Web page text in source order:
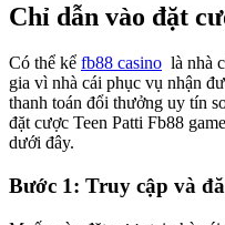
Chỉ dẫn vào đặt
Có thể kể fb88 casino là nhà
gia vì nhà cái phục vụ nhận
thanh toán đổi thưởng uy tín
đặt cược Teen Patti Fb88
dưới đây.
Bước 1: Truy cập và